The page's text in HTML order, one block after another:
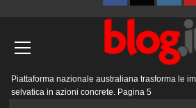
FacebookTwitter
principale
Piattaforma nazionale australiana trasforma le
selvatica in azioni concrete. Pagina 5